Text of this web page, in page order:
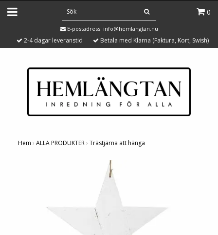
0
E-postadress: info@hemlangtan.nu
2-4 dagar leveranstid Betala med Klarna (Faktura, Kort, Swish)
Hem › ALLA PRODUKTER› Trästjärna att hänga